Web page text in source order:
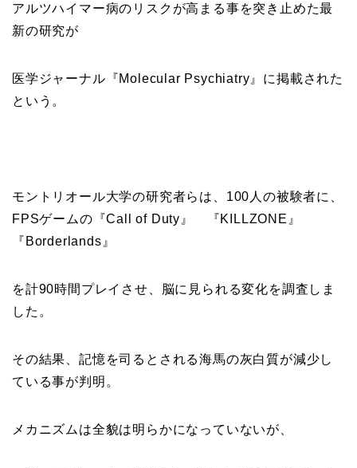
アルツハイマー病のリスクが高まる事を突き止めた最
新の研究が
医学ジャーナル『Molecular Psychiatry 』に掲載された
という。
モントリオール大学の研究者らは、100人の被験者に、
FPSゲームの『Call of Duty 』 『KILLZONE 』
『 Borderlands 』
を計90時間プレイさせ、脳に見られる変化を調査しま
した。
その結果、記憶を司るとされる海馬の灰白質が減少し
ている事が判明。
メカニズムは全貌は明らかになっていないが、